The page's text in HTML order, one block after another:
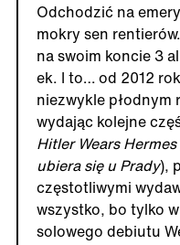
Odchodzić na
mokry sen
na swoim koncie 3
ek. I to… od 2012
niezwykle
wydając kolejne
Hitler Wears Hermes
ubiera się u Prady),
częstotliwymi
wszystko, bo tylko
solowego debiutu